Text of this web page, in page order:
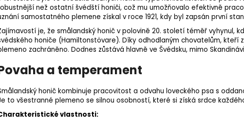
než ostatní švédští honiči, což mu umožňovalo efektivně
samostatného plemene získal v roce 1921, kdy byl zapsán první
je, že smålandský honič v polovině 20. století téměř vyhynul,
honiče (Hamiltonstövare). Díky odhodlaným chovatelům, kteří
zachráněno. Dodnes zůstává hlavně ve Švédsku, mimo
a temperament
honič kombinuje pracovitost a odvahu loveckého psa s
to všestranné plemeno se silnou osobností, které si získá srdce
vlastnosti: